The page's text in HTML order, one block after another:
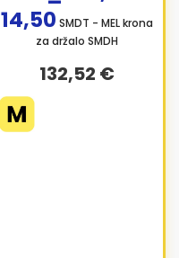
14,50 SMDT - MEL krona
za držalo SMDH
132,52 €